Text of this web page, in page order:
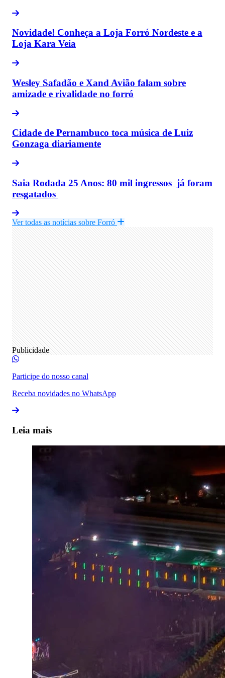
Novidade! Conheça a Loja Forró Nordeste e a
Loja Kara Veia
Wesley Safadão e Xand Avião falam sobre
amizade e rivalidade no forró
Cidade de Pernambuco toca música de Luiz
Gonzaga diariamente
Saia Rodada 25 Anos: 80 mil ingressos já foram
resgatados
Ver todas as notícias sobre Forró
Publicidade
Participe do nosso canal
Receba novidades no WhatsApp
Leia mais